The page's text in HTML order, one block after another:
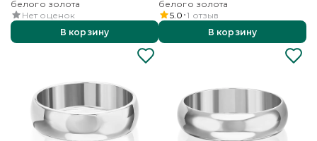
белого золота
Нет оценок
В корзину
белого золота
5.0 1 отзыв
В корзину